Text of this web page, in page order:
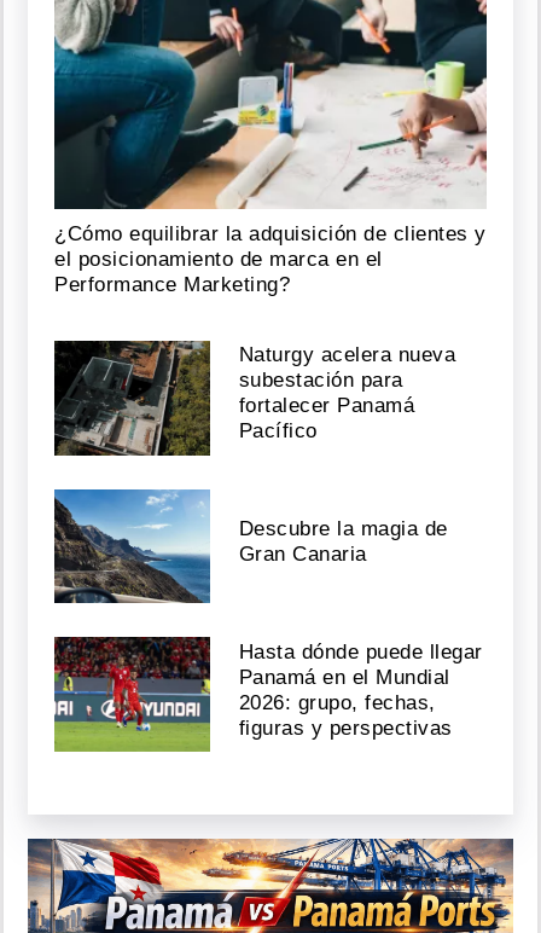
¿Cómo equilibrar la adquisición de clientes y
el posicionamiento de marca en el
Performance Marketing?
Naturgy acelera nueva
subestación para
fortalecer Panamá
Pacífico
Descubre la magia de
Gran Canaria
Hasta dónde puede llegar
Panamá en el Mundial
2026: grupo, fechas,
figuras y perspectivas